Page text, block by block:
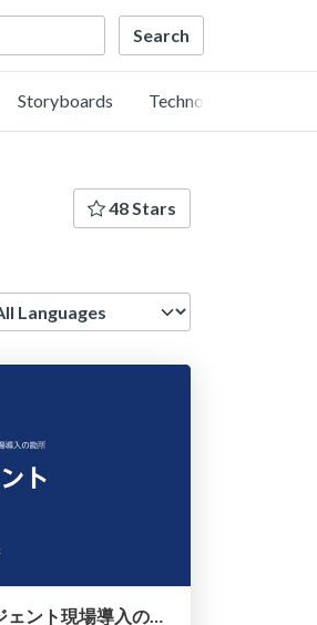
Storyboards Technology
48 Stars
著者と読み解くAIエージェント現場導入の勘所 Lancers TechBook#2